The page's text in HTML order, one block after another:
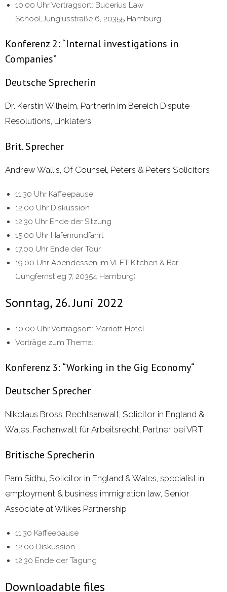
10.00 Uhr Vortragsort: Bucerius Law
School,Jungiusstraße 6, 20355 Hamburg
Konferenz 2: “Internal investigations in
Companies”
Deutsche Sprecherin
Dr. Kerstin Wilhelm, Partnerin im Bereich Dispute
Resolutions, Linklaters
Brit. Sprecher
Andrew Wallis, Of Counsel, Peters & Peters Solicitors
11.30 Uhr Kaffeepause
12.00 Uhr Diskussion
12.30 Uhr Ende der Sitzung
15.00 Uhr Hafenrundfahrt
17.00 Uhr Ende der Tour
19.00 Uhr Abendessen im VLET Kitchen & Bar
(Jungfernstieg 7, 20354 Hamburg)
Sonntag, 26. Juni 2022
10.00 Uhr Vortragsort: Marriott Hotel
Vorträge zum Thema:
Konferenz 3: “Working in the Gig Economy“
Deutscher Sprecher
Nikolaus Bross; Rechtsanwalt, Solicitor in England &
Wales, Fachanwalt für Arbeitsrecht, Partner bei VRT
Britische Sprecherin
Pam Sidhu, Solicitor in England & Wales, specialist in
employment & business immigration law, Senior
Associate at Wilkes Partnership
11.30 Kaffeepause
12.00 Diskussion
12.30 Ende der Tagung
Downloadable files